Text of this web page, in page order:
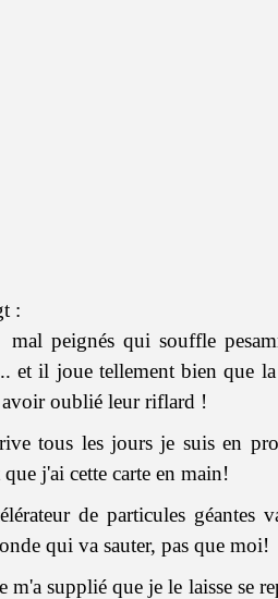
:
peignés qui souffle
et il joue tellement bien que
oublié leur riflard !
tous les jours je suis en
j'ai cette carte en main!
de particules géantes
qui va sauter, pas que moi!
supplié que je le laisse se